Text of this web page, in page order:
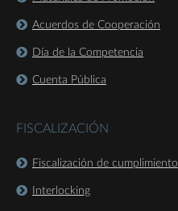
Acuerdos de Cooperación
Día de la Competencia
Cuenta Pública
FISCALIZACIÓN
Fiscalización de cumplimiento
Interlocking